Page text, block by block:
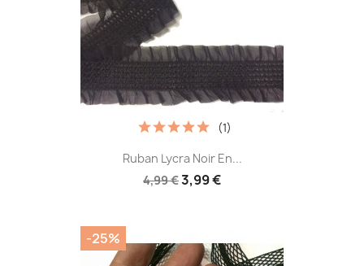
Ruban Lycra Noir En...
4,99 €3,99 €
(1)
-25%